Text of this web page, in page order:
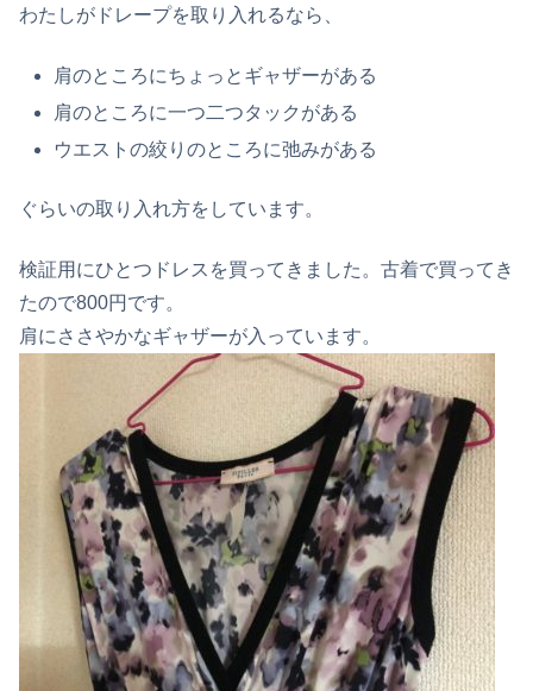
わたしがドレープを取り入れるなら、
肩のところにちょっとギャザーがある
肩のところに一つ二つタックがある
ウエストの絞りのところに弛みがある
ぐらいの取り入れ方をしています。
検証用にひとつドレスを買ってきました。古着で買ってき
たので800円です。
肩にささやかなギャザーが入っています。